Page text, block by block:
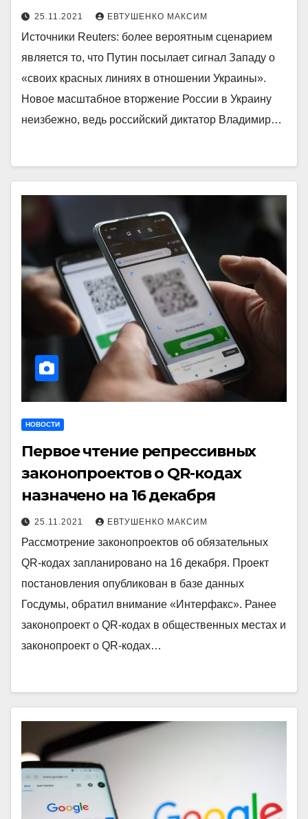
25.11.2021 ЕВТУШЕНКО МАКСИМ
Источники Reuters: более вероятным сценарием
является то, что Путин посылает сигнал Западу о
«своих красных линиях в отношении Украины».
Новое масштабное вторжение России в Украину
неизбежно, ведь российский диктатор Владимир…
НОВОСТИ
Первое чтение репрессивных
законопроектов о QR-кодах
назначено на 16 декабря
25.11.2021 ЕВТУШЕНКО МАКСИМ
Рассмотрение законопроектов об обязательных
QR-кодах запланировано на 16 декабря. Проект
постановления опубликован в базе данных
Госдумы, обратил внимание «Интерфакс». Ранее
законопроект о QR-кодах в общественных местах и
законопроект о QR-кодах…